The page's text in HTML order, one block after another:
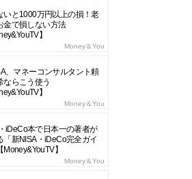
いと1000万円以上の損！老
金で損しない方法
】
Money＆You
、マネーコンサルタント頼
ならこう使う
】
Money＆You
iDeCo本で日本一の著者が
「新NISA・iDeCo完全ガイ
Money&YouTV】
Money＆You